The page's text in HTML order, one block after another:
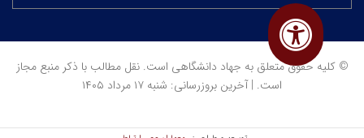
© کلیه حقوق متعلق به جهاد دانشگاهی است. نقل مطالب با ذکر منبع مجاز
است. | آخرین بروزرسانی: شنبه ۱۷ مرداد ۱۴۰۵